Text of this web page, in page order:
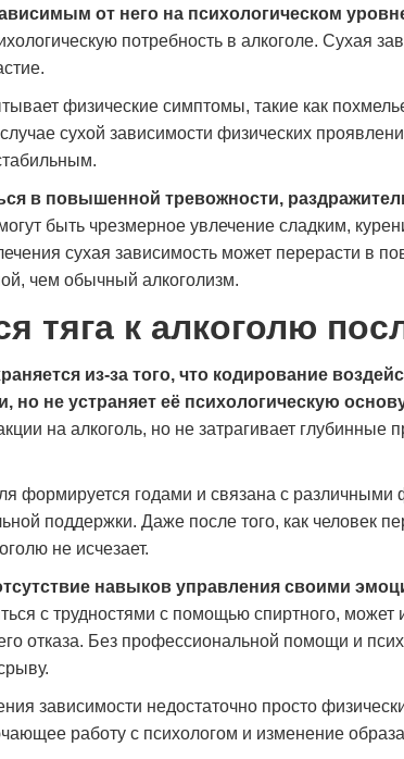
от него на психологическом
потребность в алкоголе. Сухая
физические симптомы, такие как
сухой зависимости физических
в повышенной тревожности,
быть чрезмерное увлечение сладким,
сухая зависимость может перерасти в
чем обычный алкоголизм.
тяга к алкоголю
из-за того, что кодирование
но не устраняет её психологическую
на алкоголь, но не затрагивает глубинные
формируется годами и связана с различными
поддержки. Даже после того, как человек
не исчезает.
навыков управления своими
с трудностями с помощью спиртного, может
отказа. Без профессиональной помощи и
зависимости недостаточно просто физически
работу с психологом и изменение
клинике
запоя.
не
и
прийти в
выхода из
что
препаратов развивалась незаметно, пока я не
клинике «Станция Жизни» мне объяснили, что
это тоже серьёзная проблема, и предложили
работали врач и психолог, помогли
восстановить сон и эмоциональное
состояние. Сейчас я чувствую себя гораздо
за помощь и поддержку.